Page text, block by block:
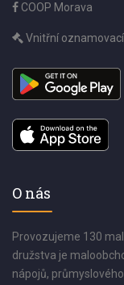
COOP Morava
Vnitřní
O nás
Provozujeme 130
družstva je
nápojů,